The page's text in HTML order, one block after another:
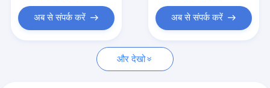
संपर्क करें
एक उद्धरण की विनती करे
अब से संपर्क करें अब से संपर्क करें
और देखो